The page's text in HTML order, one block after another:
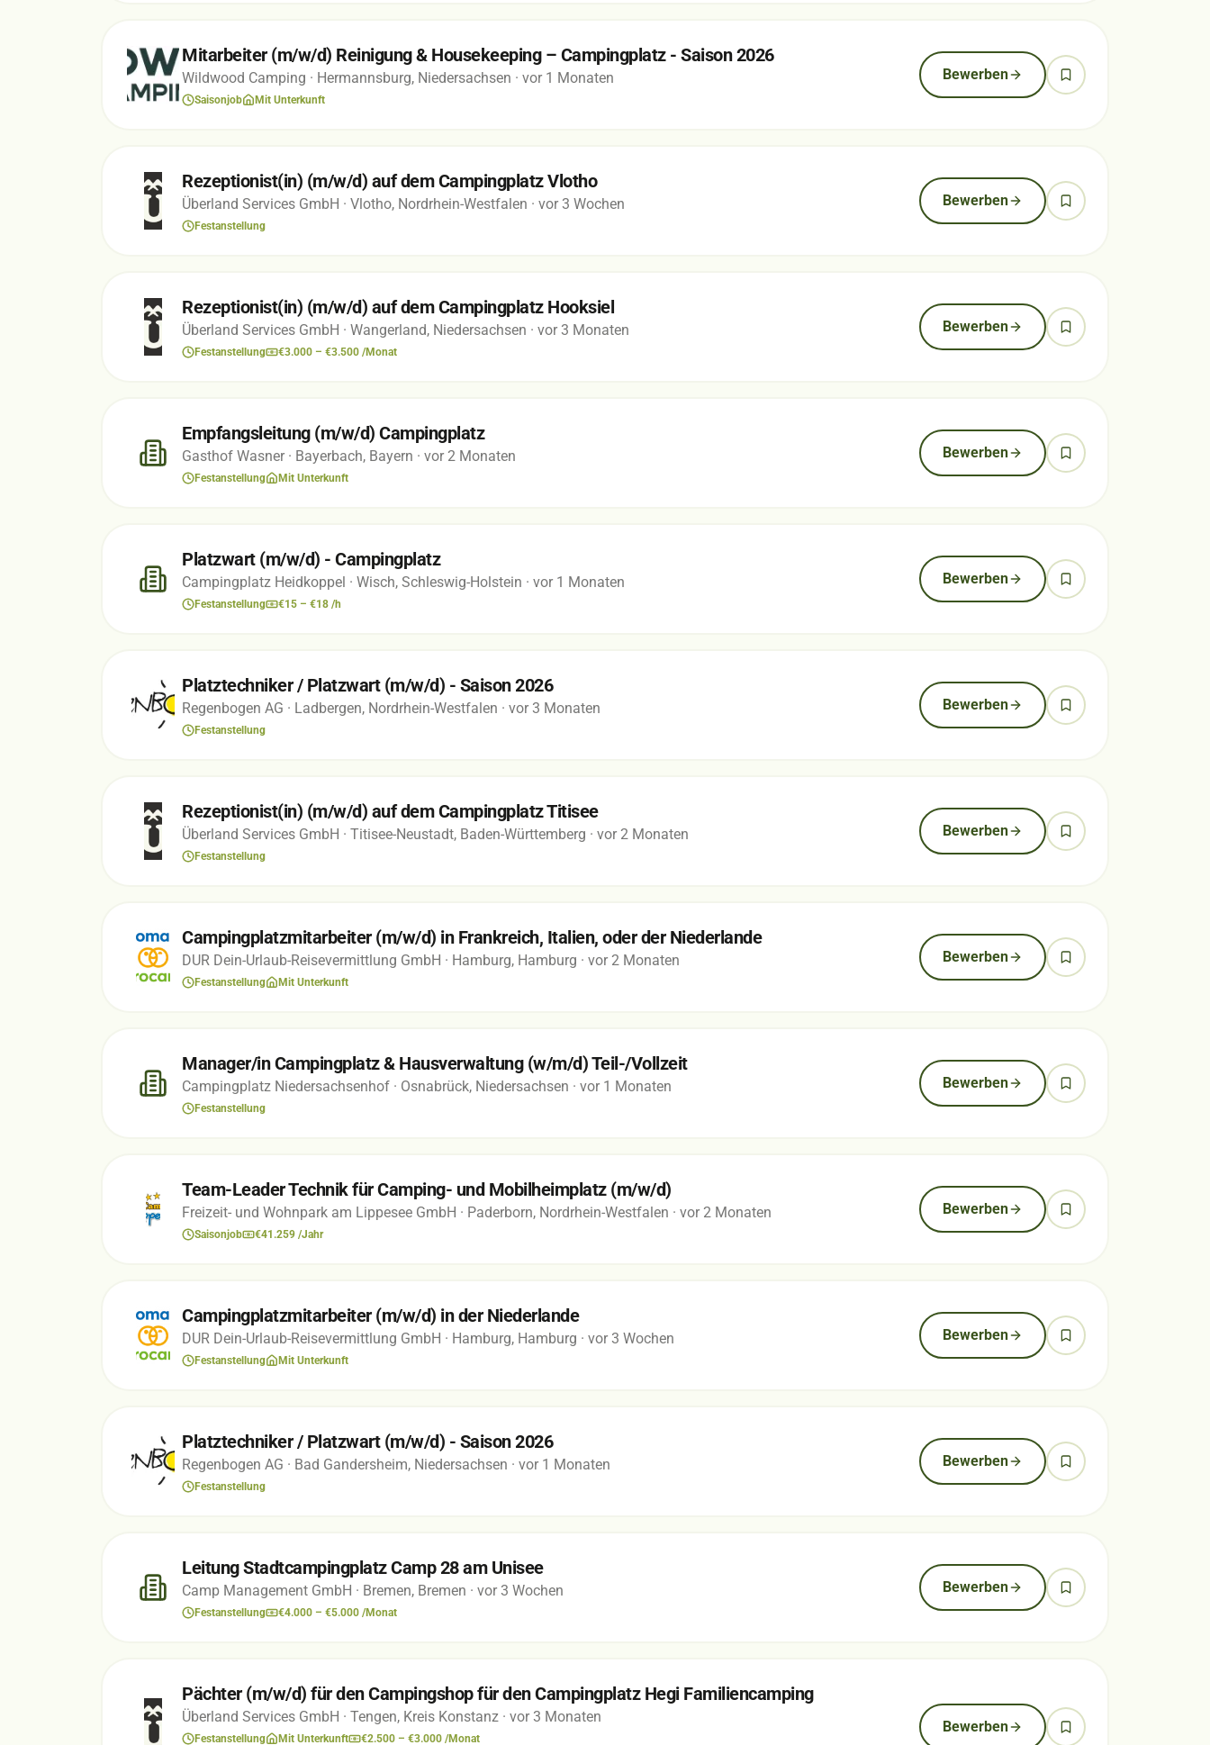
Mitarbeiter (m/w/d) Reinigung & Housekeeping – Campingplatz - Saison 2026
Wildwood Camping · Hermannsburg, Niedersachsen · vor 1 Monaten
Saisonjob Mit Unterkunft
Bewerben
Rezeptionist(in) (m/w/d) auf dem Campingplatz Vlotho
Überland Services GmbH · Vlotho, Nordrhein-Westfalen · vor 3 Wochen
Festanstellung
Bewerben
Rezeptionist(in) (m/w/d) auf dem Campingplatz Hooksiel
Überland Services GmbH · Wangerland, Niedersachsen · vor 3 Monaten
Festanstellung €3.000 – €3.500 /Monat
Bewerben
Empfangsleitung (m/w/d) Campingplatz
Gasthof Wasner· Bayerbach, Bayern · vor 2 Monaten
Festanstellung Mit Unterkunft
Bewerben
Platzwart (m/w/d) - Campingplatz
Campingplatz Heidkoppel · Wisch, Schleswig-Holstein · vor 1 Monaten
Festanstellung €15 – €18 /h
Bewerben
Platztechniker / Platzwart (m/w/d) - Saison 2026
Regenbogen AG · Ladbergen, Nordrhein-Westfalen · vor 3 Monaten
Festanstellung
Bewerben
Rezeptionist(in) (m/w/d) auf dem Campingplatz Titisee
Überland Services GmbH · Titisee-Neustadt, Baden-Württemberg · vor 2 Monaten
Festanstellung
Bewerben
Campingplatzmitarbeiter (m/w/d) in Frankreich, Italien, oder der Niederlande
DUR Dein-Urlaub-Reisevermittlung GmbH · Hamburg, Hamburg · vor 2 Monaten
Festanstellung Mit Unterkunft
Bewerben
Manager/in Campingplatz & Hausverwaltung (w/m/d) Teil-/Vollzeit
Campingplatz Niedersachsenhof · Osnabrück, Niedersachsen · vor 1 Monaten
Festanstellung
Bewerben
Team-Leader Technik für Camping- und Mobilheimplatz (m/w/d)
Freizeit- und Wohnpark am Lippesee GmbH · Paderborn, Nordrhein-Westfalen · vor 2 Monaten
Saisonjob €41.259 /Jahr
Bewerben
Campingplatzmitarbeiter (m/w/d) in der Niederlande
DUR Dein-Urlaub-Reisevermittlung GmbH · Hamburg, Hamburg · vor 3 Wochen
Festanstellung Mit Unterkunft
Bewerben
Platztechniker / Platzwart (m/w/d) - Saison 2026
Regenbogen AG · Bad Gandersheim, Niedersachsen · vor 1 Monaten
Festanstellung
Bewerben
Leitung Stadtcampingplatz Camp 28 am Unisee
Camp Management GmbH · Bremen, Bremen · vor 3 Wochen
Festanstellung €4.000 – €5.000 /Monat
Bewerben
Pächter (m/w/d) für den Campingshop für den Campingplatz Hegi Familiencamping
Überland Services GmbH · Tengen, Kreis Konstanz · vor 3 Monaten
Festanstellung Mit Unterkunft €2.500 – €3.000 /Monat
Bewerben